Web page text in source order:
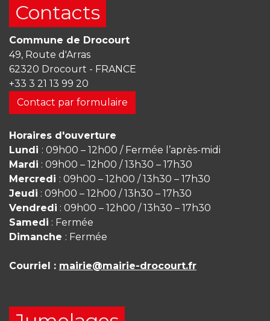
Contacts
Commune de Drocourt
49, Route d'Arras
62320 Drocourt - FRANCE
+33 3 21 13 99 20
Contact par formulaire
Horaires d'ouverture
Lundi : 09h00 – 12h00 / Fermée l’après-midi
Mardi : 09h00 – 12h00 / 13h30 – 17h30
Mercredi : 09h00 – 12h00 / 13h30 – 17h30
Jeudi : 09h00 – 12h00 / 13h30 – 17h30
Vendredi : 09h00 – 12h00 / 13h30 – 17h30
Samedi : Fermée
Dimanche : Fermée
Courriel : mairie@mairie-drocourt.fr